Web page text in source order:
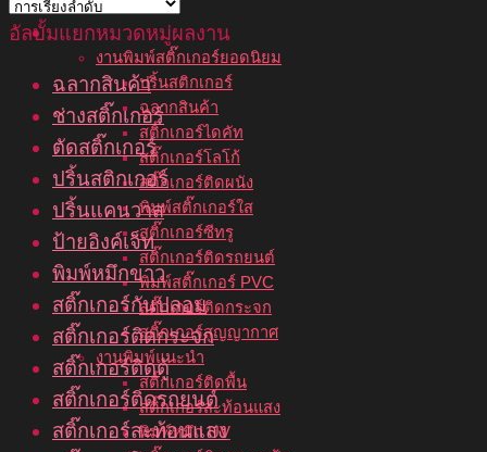
เกี่ยวกับเรา
บริการของเรา
งานพิมพ์สติ๊กเกอร์ยอดนิยม
ปริ้นสติกเกอร์
ฉลากสินค้า
สติ๊กเกอร์ไดคัท
สติ๊กเกอร์โลโก้
สติ๊กเกอร์ติดผนัง
พิมพ์สติ๊กเกอร์ใส
สติ๊กเกอร์ซีทรู
สติ๊กเกอร์ติดรถยนต์
พิมพ์สติ๊กเกอร์ PVC
สติ๊กเกอร์ติดกระจก
สติ๊กเกอร์สูญญากาศ
งานพิมพ์แนะนำ
สติ๊กเกอร์ติดพื้น
สติ๊กเกอร์สะท้อนแสง
พิมพ์หมึก UV
อัลบั้มแยกหมวดหมู่ผลงาน
ฉลากสินค้า
ช่างสติ๊กเกอร์
ตัดสติ๊กเกอร์
ปริ้นสติกเกอร์
ปริ้นแคนวาส
ป้ายอิงค์เจ็ท
พิมพ์หมึกขาว
สติ๊กเกอร์กันปลอม
สติ๊กเกอร์ติดกระจก
สติ๊กเกอร์ติดตู้
สติ๊กเกอร์ติดรถยนต์
สติ๊กเกอร์สะท้อนแสง